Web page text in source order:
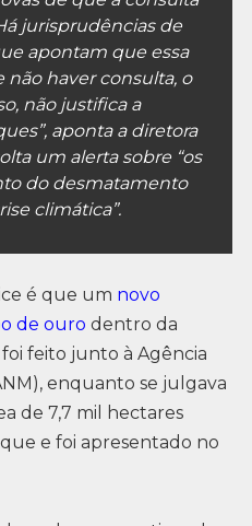
jurisprudências de
apontam que essa
não haver consulta, o
não justifica a
aponta a diretora
um alerta sobre “os
do desmatamento
climática”.
é que um novo
de ouro dentro da
feito junto à Agência
enquanto se julgava
de 7,7 mil hectares
e foi apresentado no